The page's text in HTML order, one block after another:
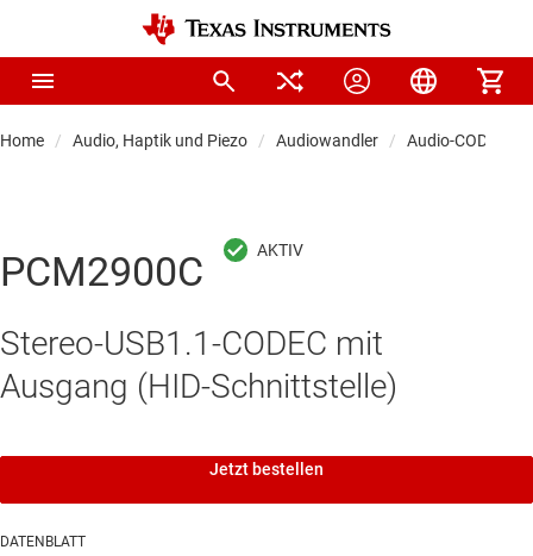
Home Audio, Haptik und Piezo Audiowandler Audio-CODECs
PCM2900C
Stereo-USB1.1-CODEC mit
Ausgang (HID-Schnittstelle)
Jetzt bestellen
DATENBLATT